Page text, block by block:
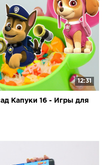
12:31
Капуки 16 - Игры для